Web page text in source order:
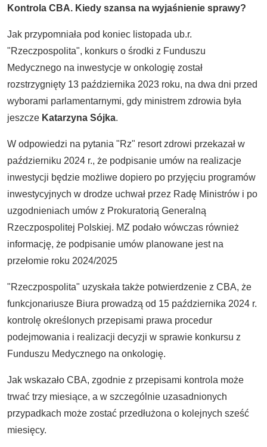
Kontrola CBA. Kiedy szansa na wyjaśnienie sprawy?
Jak przypomniała pod koniec listopada ub.r.
"Rzeczpospolita", konkurs o środki z Funduszu
Medycznego na inwestycje w onkologię został
rozstrzygnięty 13 października 2023 roku, na dwa dni przed
wyborami parlamentarnymi, gdy ministrem zdrowia była
jeszcze Katarzyna Sójka.
W odpowiedzi na pytania "Rz" resort zdrowi przekazał w
październiku 2024 r., że podpisanie umów na realizacje
inwestycji będzie możliwe dopiero po przyjęciu programów
inwestycyjnych w drodze uchwał przez Radę Ministrów i po
uzgodnieniach umów z Prokuratorią Generalną
Rzeczpospolitej Polskiej. MZ podało wówczas również
informację, że podpisanie umów planowane jest na
przełomie roku 2024/2025
"Rzeczpospolita" uzyskała także potwierdzenie z CBA, że
funkcjonariusze Biura prowadzą od 15 października 2024 r.
kontrolę określonych przepisami prawa procedur
podejmowania i realizacji decyzji w sprawie konkursu z
Funduszu Medycznego na onkologię.
Jak wskazało CBA, zgodnie z przepisami kontrola może
trwać trzy miesiące, a w szczególnie uzasadnionych
przypadkach może zostać przedłużona o kolejnych sześć
miesięcy.